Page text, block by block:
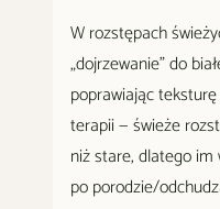
W rozstępach
„dojrzewanie" do
poprawiając
terapii — świeże
niż stare, dlatego
po porodzie/